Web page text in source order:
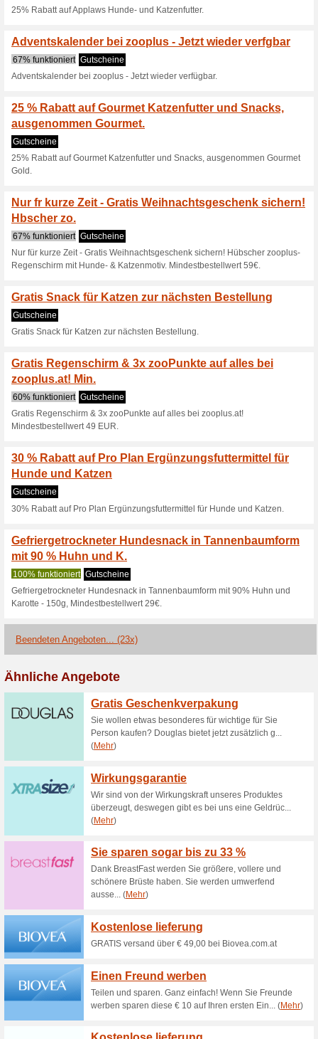
10 % Rabatt auf die
Nur gültig au.
Gutscheine
10% Rabatt auf die
Marken - Wolf of Wilderness,
zooplus Abo - 5 %
Flexibel anpassbar
Gutscheine
zooplus Abo - 5% Abo-
10 % Rabatt auf
Hundefutter in der
Gutscheine
10% Rabatt auf Cosma
App.
Nur fr kurze Zeit -
Katzenspiel.
50% funktioniert
Nur für kurze Zeit - Gratis
gefüllt mit Katzenminze,
15 % Rabatt auf die
zooplus Home
Gutscheine